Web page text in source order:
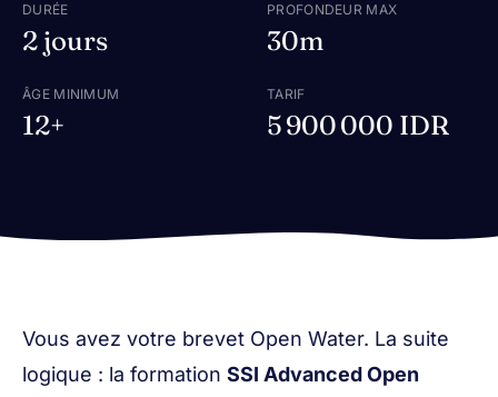
DURÉE
2 jours
PROFONDEUR MAX
30m
ÂGE MINIMUM
12+
TARIF
5 900 000 IDR
Vous avez votre brevet Open Water. La suite
logique : la formation SSI Advanced Open